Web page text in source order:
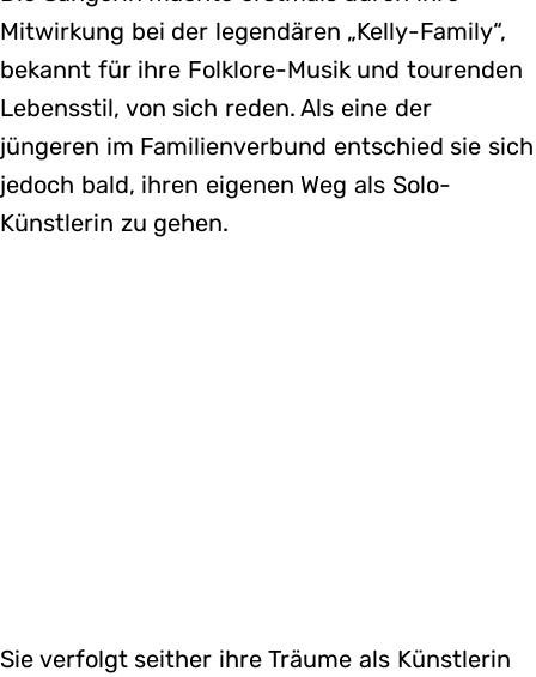
Mitwirkung bei der legendären „Kelly-Family“,
bekannt für ihre Folklore-Musik und tourenden
Lebensstil, von sich reden. Als eine der
jüngeren im Familienverbund entschied sie sich
jedoch bald, ihren eigenen Weg als Solo-
Künstlerin zu gehen.
Sie verfolgt seither ihre Träume als Künstlerin